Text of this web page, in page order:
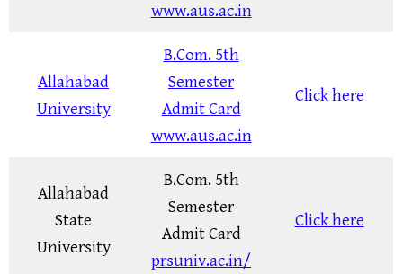
www.aus.ac.in
Allahabad
University
B.Com. 5th
Semester
Admit Card
www.aus.ac.in
Click here
Allahabad
State
University
B.Com. 5th
Semester
Admit Card
prsuniv.ac.in/
Click here